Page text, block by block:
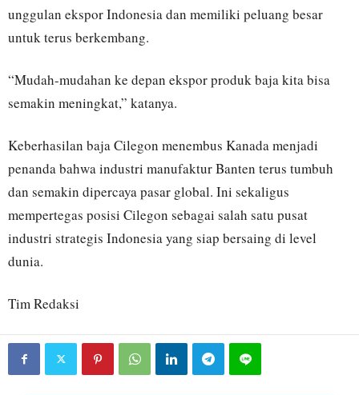
unggulan ekspor Indonesia dan memiliki peluang besar
untuk terus berkembang.
“Mudah-mudahan ke depan ekspor produk baja kita bisa
semakin meningkat,” katanya.
Keberhasilan baja Cilegon menembus Kanada menjadi
penanda bahwa industri manufaktur Banten terus tumbuh
dan semakin dipercaya pasar global. Ini sekaligus
mempertegas posisi Cilegon sebagai salah satu pusat
industri strategis Indonesia yang siap bersaing di level
dunia.
Tim Redaksi